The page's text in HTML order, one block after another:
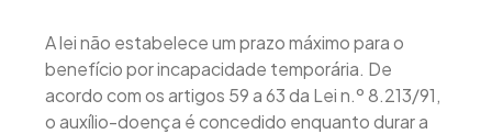
A lei não estabelece um prazo máximo para o
benefício por incapacidade temporária. De
acordo com os artigos 59 a 63 da Lei n.º 8.213/91,
o auxílio-doença é concedido enquanto durar a